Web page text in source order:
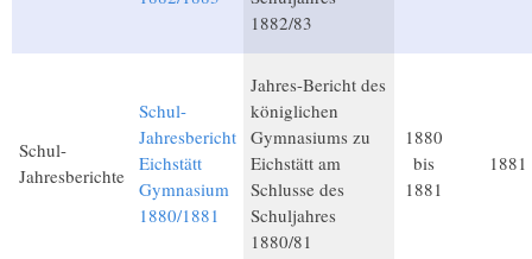
1882/83
Schul-
Jahresberichte
Schul-
Jahresbericht
Eichstätt
Gymnasium
1880/1881
Jahres-Bericht des
königlichen
Gymnasiums zu
Eichstätt am
Schlusse des
Schuljahres
1880/81
1880
bis
1881
1881